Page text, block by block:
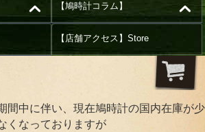
【鳩時計コラム】
【店舗アクセス】Store
間中に伴い、現在鳩時計の国内在庫が少
くなっておりますが